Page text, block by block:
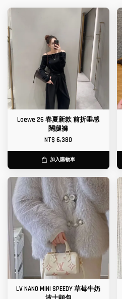
Loewe 26 春夏新款 前折垂感
闊腿褲
NT$ 6,380
加入購物車
LV NANO MINI SPEEDY 草莓牛奶